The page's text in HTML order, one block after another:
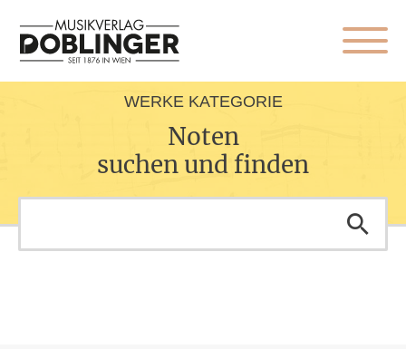
WERKE KATEGORIE
Noten
suchen und finden